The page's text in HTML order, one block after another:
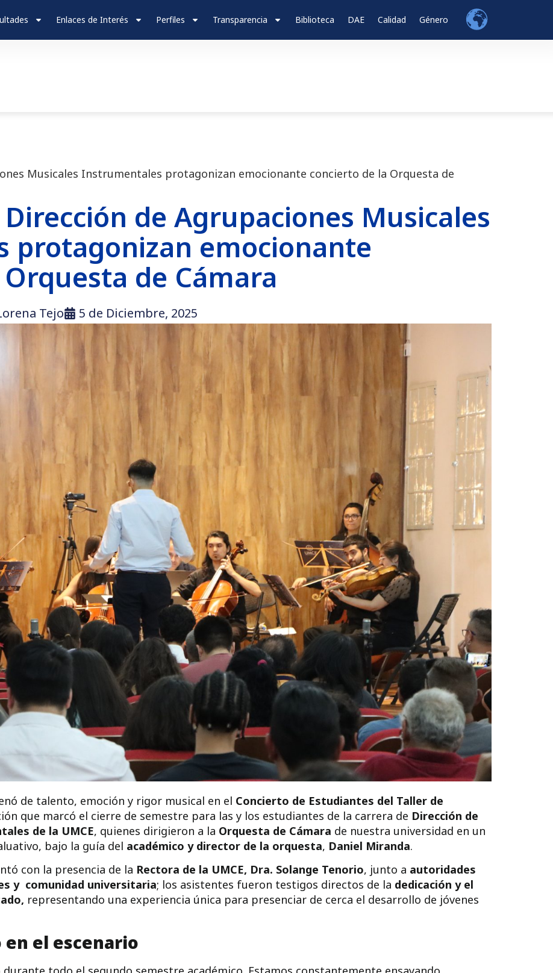
Enlaces de Interés Perfiles Transparencia Biblioteca DAE Calidad Género
Musicales Instrumentales protagonizan emocionante concierto de la Orquesta de
de Agrupaciones Musicales
protagonizan emocionante
de Cámara
Tejo 5 de Diciembre, 2025
de talento, emoción y rigor musical en el Concierto de Estudiantes del Taller de
que marcó el cierre de semestre para las y los estudiantes de la carrera de Dirección de
de la UMCE, quienes dirigieron a la Orquesta de Cámara de nuestra universidad en un
bajo la guía del académico y director de la orquesta, Daniel Miranda.
con la presencia de la Rectora de la UMCE, Dra. Solange Tenorio, junto a autoridades
y comunidad universitaria; los asistentes fueron testigos directos de la dedicación y el
representando una experiencia única para presenciar de cerca el desarrollo de jóvenes
el escenario